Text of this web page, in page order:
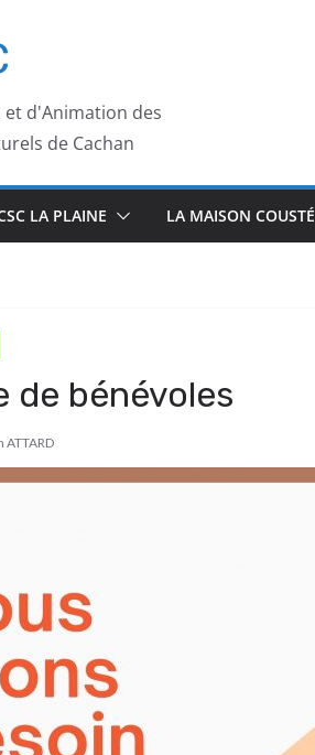
d'Animation des
de Cachan
LA PLAINE LA MAISON COUSTÉ
de bénévoles
ATTARD